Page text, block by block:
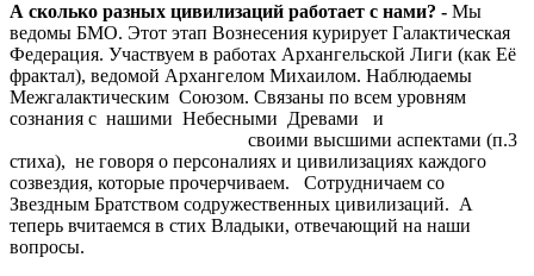
А сколько разных цивилизаций работает с нами? - Мы
ведомы БМО. Этот этап Вознесения курирует Галактическая
Федерация. Участвуем в работах Архангельской Лиги (как Её
фрактал), ведомой Архангелом Михаилом. Наблюдаемы
Межгалактическим Союзом. Связаны по всем уровням
сознания с нашими Небесными Древами и
своими высшими аспектами (п.3
стиха), не говоря о персоналиях и цивилизациях каждого
созвездия, которые прочерчиваем. Сотрудничаем со
Звездным Братством содружественных цивилизаций. А
теперь вчитаемся в стих Владыки, отвечающий на наши
вопросы.